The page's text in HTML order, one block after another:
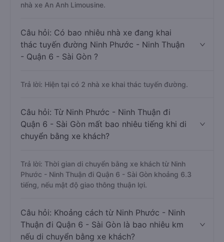
nhà xe An Anh Limousine.
Câu hỏi: Có bao nhiêu nhà xe đang khai
thác tuyến đường Ninh Phước - Ninh Thuận
- Quận 6 - Sài Gòn ?
Trả lời: Hiện tại có 2 nhà xe khai thác tuyến đường.
Câu hỏi: Từ Ninh Phước - Ninh Thuận đi
Quận 6 - Sài Gòn mất bao nhiêu tiếng khi di
chuyển bằng xe khách?
Trả lời: Thời gian di chuyển bằng xe khách từ Ninh
Phước - Ninh Thuận đi Quận 6 - Sài Gòn khoảng 6.3
tiếng, nếu mật độ giao thông thuận lợi.
Câu hỏi: Khoảng cách từ Ninh Phước - Ninh
Thuận đi Quận 6 - Sài Gòn là bao nhiêu km
nếu di chuyển bằng xe khách?